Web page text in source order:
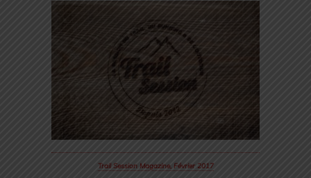
Trail Session Magazine, Février 2017